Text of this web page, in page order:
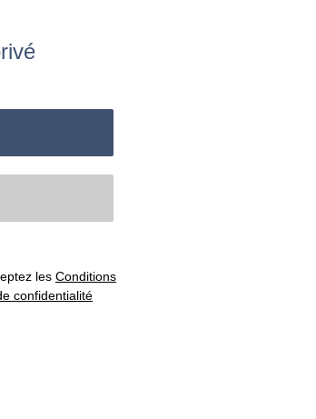
les Conditions
confidentialité